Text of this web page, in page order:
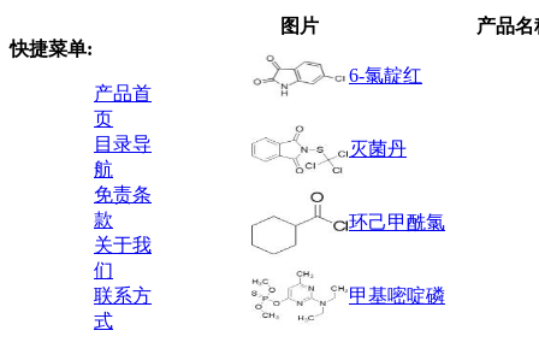
快捷菜单:
产品首
页
目录导
航
免责条
款
关于我
们
联系方
式
图片 产品名
6-氯靛红
灭菌丹
环己甲酰氯
甲基嘧啶磷